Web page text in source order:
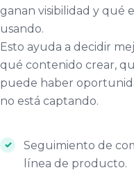
ganan visibilidad y qué
usando.
Esto ayuda a decidir
qué contenido crear,
puede haber
no está captando.
Seguimiento de
línea de producto.